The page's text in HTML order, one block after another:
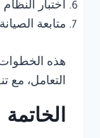
اختبار
متابعة
هذه
التعامل، مع
الخاتمة